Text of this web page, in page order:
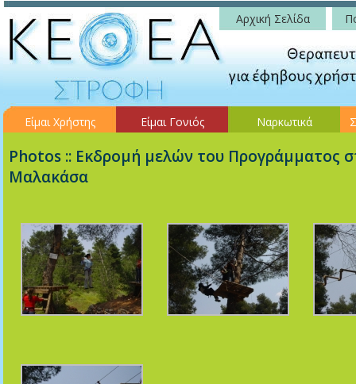
Αρχική Σελίδα
Είμαι Χρήστης Είμαι Γονιός Ναρκωτικά
Photos :: Εκδρομή μελών του Προγράμματος
Μαλακάσα